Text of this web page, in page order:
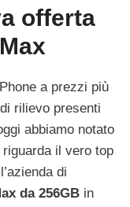
offerta
a prezzi più
rilievo presenti
abbiamo notato
il vero top
di
da 256GB in